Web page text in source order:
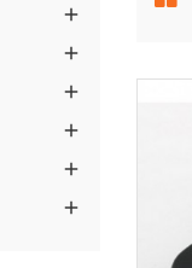





